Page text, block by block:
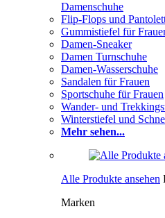
Damenschuhe
Flip-Flops und
Gummistiefel für
Damen-Sneaker
Damen Turnschuhe
Damen-Wasserschuhe
Sandalen für Frauen
Sportschuhe für Frauen
Wander- und
Winterstiefel und
Mehr sehen...
Alle Produkte ansehen
Marken